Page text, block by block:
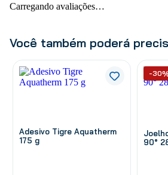
Carregando avaliações…
Você também poderá
Adesivo Tigre Aquatherm
175 g
90°
-